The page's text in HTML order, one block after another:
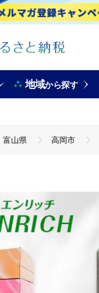
地域から探す
富山県 高岡市